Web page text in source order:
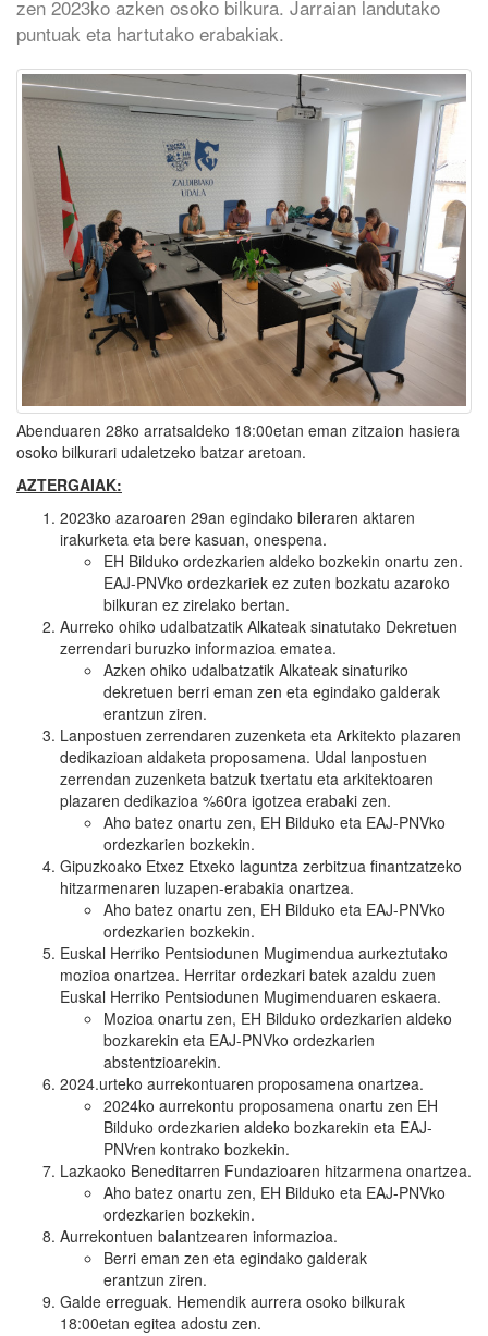
zen 2023ko azken osoko bilkura. Jarraian landutako
puntuak eta hartutako erabakiak.
Abenduaren 28ko arratsaldeko 18:00etan eman zitzaion hasiera
osoko bilkurari udaletzeko batzar aretoan.
AZTERGAIAK:
2023ko azaroaren 29an egindako bileraren aktaren
irakurketa eta bere kasuan, onespena.
EH Bilduko ordezkarien aldeko bozkekin onartu zen.
EAJ-PNVko ordezkariek ez zuten bozkatu azaroko
bilkuran ez zirelako bertan.
Aurreko ohiko udalbatzatik Alkateak sinatutako Dekretuen
zerrendari buruzko informazioa ematea.
Azken ohiko udalbatzatik Alkateak sinaturiko
dekretuen berri eman zen eta egindako galderak
erantzun ziren.
Lanpostuen zerrendaren zuzenketa eta Arkitekto plazaren
dedikazioan aldaketa proposamena. Udal lanpostuen
zerrendan zuzenketa batzuk txertatu eta arkitektoaren
plazaren dedikazioa %60ra igotzea erabaki zen.
Aho batez onartu zen, EH Bilduko eta EAJ-PNVko
ordezkarien bozkekin.
Gipuzkoako Etxez Etxeko laguntza zerbitzua finantzatzeko
hitzarmenaren luzapen-erabakia onartzea.
Aho batez onartu zen, EH Bilduko eta EAJ-PNVko
ordezkarien bozkekin.
Euskal Herriko Pentsiodunen Mugimendua aurkeztutako
mozioa onartzea. Herritar ordezkari batek azaldu zuen
Euskal Herriko Pentsiodunen Mugimenduaren eskaera.
Mozioa onartu zen, EH Bilduko ordezkarien aldeko
bozkarekin eta EAJ-PNVko ordezkarien
abstentzioarekin.
2024.urteko aurrekontuaren proposamena onartzea.
2024ko aurrekontu proposamena onartu zen EH
Bilduko ordezkarien aldeko bozkarekin eta EAJ-
PNVren kontrako bozkekin.
Lazkaoko Beneditarren Fundazioaren hitzarmena onartzea.
Aho batez onartu zen, EH Bilduko eta EAJ-PNVko
ordezkarien bozkekin.
Aurrekontuen balantzearen informazioa.
Berri eman zen eta egindako galderak
erantzun ziren.
Galde erreguak. Hemendik aurrera osoko bilkurak
18:00etan egitea adostu zen.